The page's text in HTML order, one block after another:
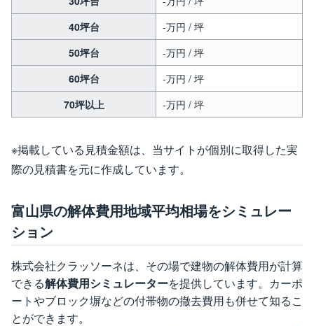
40坪台
-万円 / 坪
50坪台
-万円 / 坪
60坪台
-万円 / 坪
70坪以上
-万円 / 坪
※掲載している見積金額は、当サイトが個別に取得した実
際の見積書を元に作成しています。
富山県の解体費用地域平均相場をシミュレー
ション
株式会社クラッソーネは、その場で建物の解体費用が計算
できる解体費用シミュレーターを提供しています。カーポ
ートやブロック塀などの付帯物の撤去費用も併せて知るこ
とができます。